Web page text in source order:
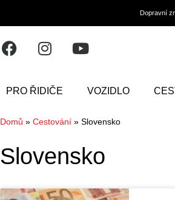
Dopravní
PRO ŘIDIČE VOZIDLO
Domů » Cestování » Slovensko
Slovensko